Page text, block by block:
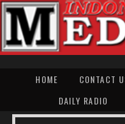
HOME CONTACT
DAILY RADIO